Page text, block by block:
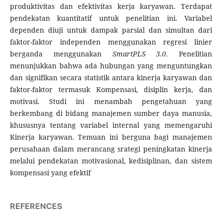
produktivitas dan efektivitas kerja karyawan. Terdapat
pendekatan kuantitatif untuk penelitian ini. Variabel
dependen diuji untuk dampak parsial dan simultan dari
faktor-faktor independen menggunakan regresi linier
berganda menggunakan SmartPLS 3.0.Penelitian
menunjukkan bahwa ada hubungan yang menguntungkan
dan signifikan secara statistik antara kinerja karyawan dan
faktor-faktor termasuk Kompensasi, disiplin kerja, dan
motivasi. Studi ini menambah pengetahuan yang
berkembang di bidang manajemen sumber daya manusia,
khususnya tentang variabel internal yang memengaruhi
Kinerja karyawan. Temuan ini berguna bagi manajemen
perusahaan dalam merancang srategi peningkatan kinerja
melalui pendekatan motivasional, kedisiplinan, dan sistem
kompensasi yang efektif
REFERENCES